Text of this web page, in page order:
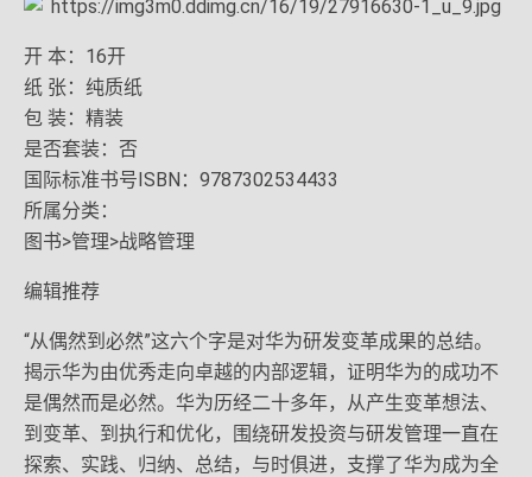
开 本：16开
纸 张：纯质纸
包 装：精装
是否套装：否
国际标准书号ISBN：9787302534433
所属分类：
图书>管理>战略管理
编辑推荐
“从偶然到必然”这六个字是对华为研发变革成果的总结。
揭示华为由优秀走向卓越的内部逻辑，证明华为的成功不
是偶然而是必然。华为历经二十多年，从产生变革想法、
到变革、到执行和优化，围绕研发投资与研发管理一直在
探索、实践、归纳、总结，与时俱进，支撑了华为成为全